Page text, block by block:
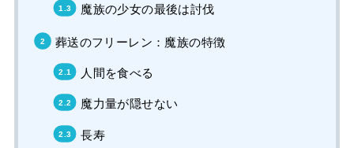
魔族の少女の最後は討伐
葬送のフリーレン：魔族の特徴
人間を食べる
魔力量が隠せない
長寿